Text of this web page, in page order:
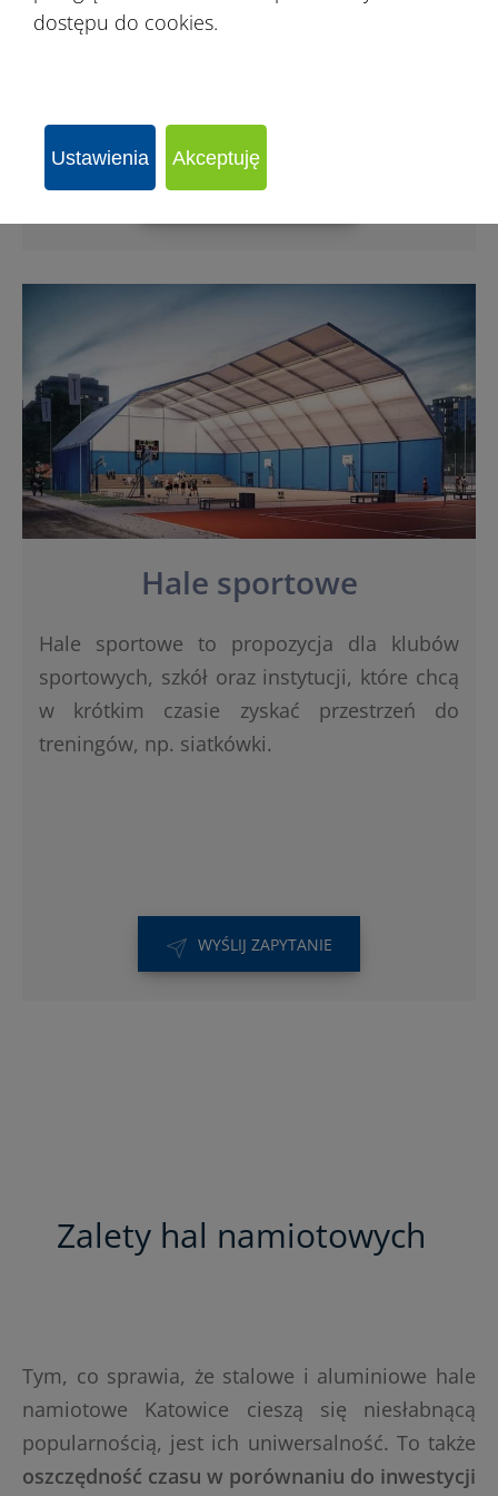
WYŚLIJ ZAPYTANIE
Hale sportowe
Hale sportowe to propozycja dla klubów
sportowych, szkół oraz instytucji, które chcą
w krótkim czasie zyskać przestrzeń do
treningów, np. siatkówki.
WYŚLIJ ZAPYTANIE
Zalety hal namiotowych
Tym, co sprawia, że stalowe i aluminiowe hale
namiotowe Katowice cieszą się niesłabnącą
popularnością, jest ich uniwersalność. To także
oszczędność czasu w porównaniu do inwestycji
dostępu do cookies.
Ustawienia Akceptuję